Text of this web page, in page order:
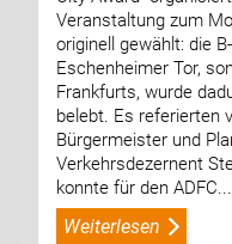
Veranstaltung zum
originell gewählt: die
Eschenheimer Tor,
Frankfurts, wurde
belebt. Es referierten
Bürgermeister und
Verkehrsdezernent
konnte für den ADFC...
Weiterlesen